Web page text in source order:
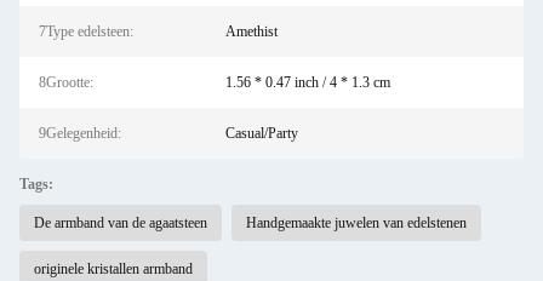
7Type edelsteen: Amethist
8Grootte: 1.56 * 0.47 inch / 4 * 1.3 cm
9Gelegenheid: Casual/Party
Tags:
De armband van de agaatsteen Handgemaakte juwelen van edelstenen
originele kristallen armband